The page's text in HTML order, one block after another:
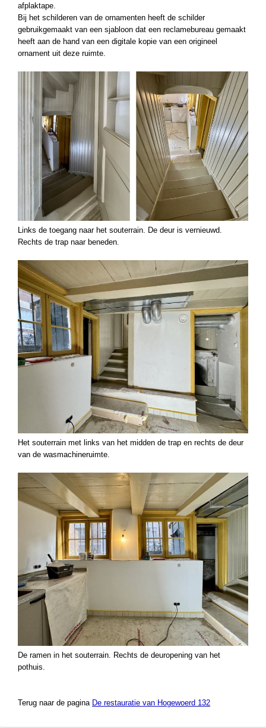
afplaktape.
Bij het schilderen van de ornamenten heeft de schilder
gebruikgemaakt van een sjabloon dat een reclamebureau gemaakt
heeft aan de hand van een digitale kopie van een origineel
ornament uit deze ruimte.
Links de toegang naar het souterrain. De deur is vernieuwd.
Rechts de trap naar beneden.
Het souterrain met links van het midden de trap en rechts de deur
van de wasmachineruimte.
De ramen in het souterrain. Rechts de deuropening van het
pothuis.
Terug naar de pagina De restauratie van Hogewoerd 132